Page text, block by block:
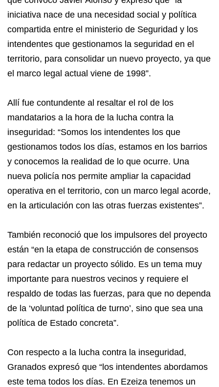
iniciativa nace de una necesidad social y política
compartida entre el ministerio de Seguridad y los
intendentes que gestionamos la seguridad en el
territorio, para consolidar un nuevo proyecto, ya que
el marco legal actual viene de 1998”.
Allí fue contundente al resaltar el rol de los
mandatarios a la hora de la lucha contra la
inseguridad: “Somos los intendentes los que
gestionamos todos los días, estamos en los barrios
y conocemos la realidad de lo que ocurre. Una
nueva policía nos permite ampliar la capacidad
operativa en el territorio, con un marco legal acorde,
en la articulación con las otras fuerzas existentes”.
También reconoció que los impulsores del proyecto
están “en la etapa de construcción de consensos
para redactar un proyecto sólido. Es un tema muy
importante para nuestros vecinos y requiere el
respaldo de todas las fuerzas, para que no dependa
de la ‘voluntad política de turno’, sino que sea una
política de Estado concreta”.
Con respecto a la lucha contra la inseguridad,
Granados expresó que “los intendentes abordamos
este tema todos los días. En Ezeiza tenemos un